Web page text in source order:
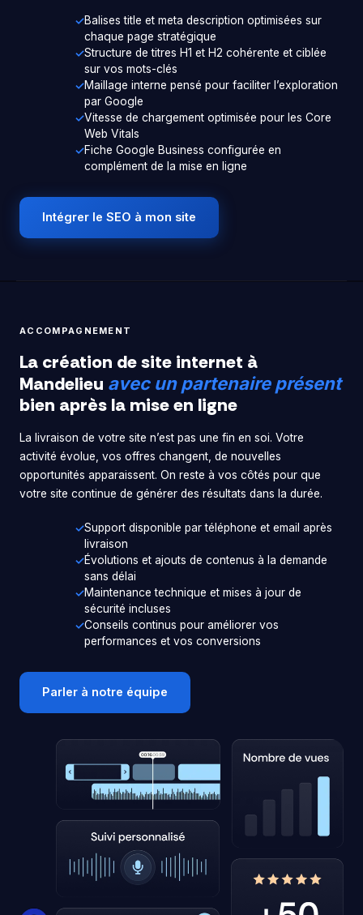
Balises title et meta description optimisées sur
chaque page stratégique
Structure de titres H1 et H2 cohérente et ciblée
sur vos mots-clés
Maillage interne pensé pour faciliter l’exploration
par Google
Vitesse de chargement optimisée pour les Core
Web Vitals
Fiche Google Business configurée en
complément de la mise en ligne
Intégrer le SEO à mon site
ACCOMPAGNEMENT
La création de site internet à
Mandelieu avec un partenaire présent
bien après la mise en ligne
La livraison de votre site n’est pas une fin en soi. Votre
activité évolue, vos offres changent, de nouvelles
opportunités apparaissent. On reste à vos côtés pour que
votre site continue de générer des résultats dans la durée.
Support disponible par téléphone et email après
livraison
Évolutions et ajouts de contenus à la demande
sans délai
Maintenance technique et mises à jour de
sécurité incluses
Conseils continus pour améliorer vos
performances et vos conversions
Parler à notre équipe